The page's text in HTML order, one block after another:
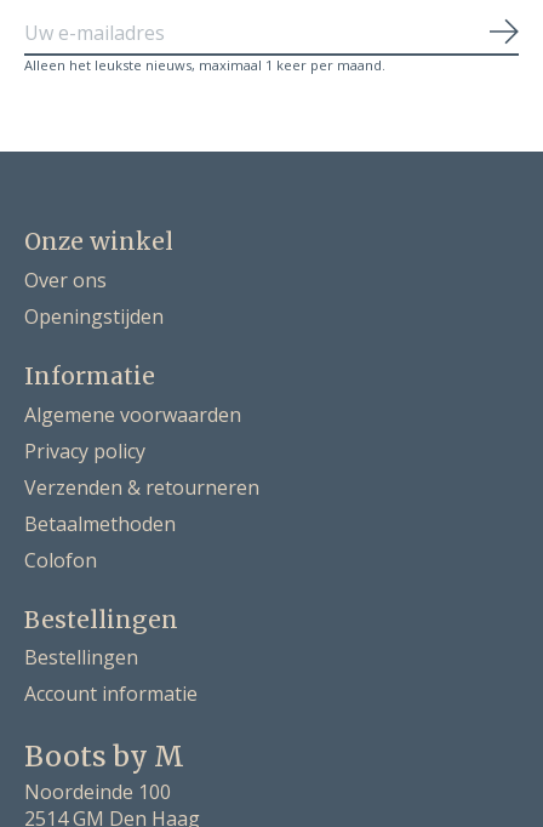
Alleen het leukste nieuws, maximaal 1 keer per maand.
Onze winkel
Over ons
Openingstijden
Informatie
Algemene voorwaarden
Privacy policy
Verzenden & retourneren
Betaalmethoden
Colofon
Bestellingen
Bestellingen
Account informatie
Boots by M
Noordeinde 100
2514 GM Den Haag